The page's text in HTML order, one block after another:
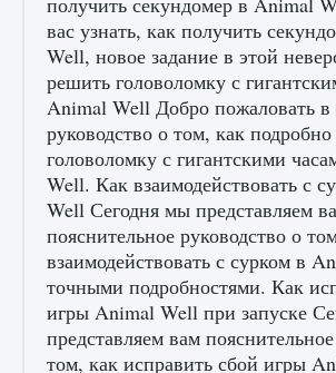
вас узнать, как получить
Well, новое задание в этой
решить головоломку с
Animal Well Добро пожаловать
руководство о том, как
головоломку с гигантскими
Well. Как взаимодействовать с
Well Сегодня мы представляем
пояснительное руководство о
взаимодействовать с сурком в
точными подробностями. Как
игры Animal Well при запуске
представляем вам
том, как исправить сбой игры